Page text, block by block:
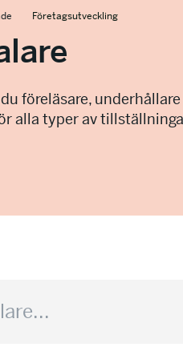
Företagsutveckling
föreläsare,
alla typer av